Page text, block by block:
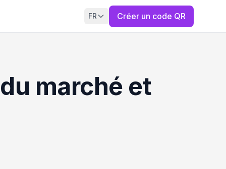
FR Créer un code QR
marché et